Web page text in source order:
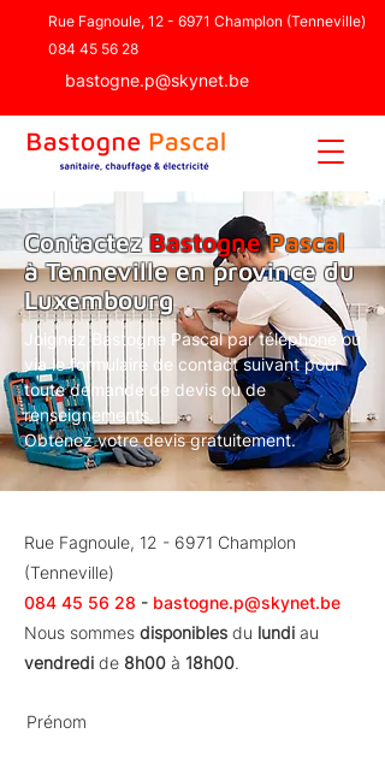
Rue Fagnoule, 12 - 6971 Champlon (Tenneville)
084 45 56 28
bastogne.p@skynet.be
Joignez Bastogne Pascal par téléphone ou
via le formulaire de contact suivant pour
toute demande de devis ou de
renseignements.
Obtenez votre devis gratuitement.
ContactezBastognePascal
à Tenneville en province du
Luxembourg
Rue Fagnoule, 12 - 6971 Champlon
(Tenneville)
084 45 56 28 - bastogne.p@skynet.be
Nous sommes disponibles du lundi au
vendredi de 8h00 à 18h00.
Prénom